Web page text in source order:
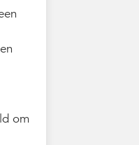
om